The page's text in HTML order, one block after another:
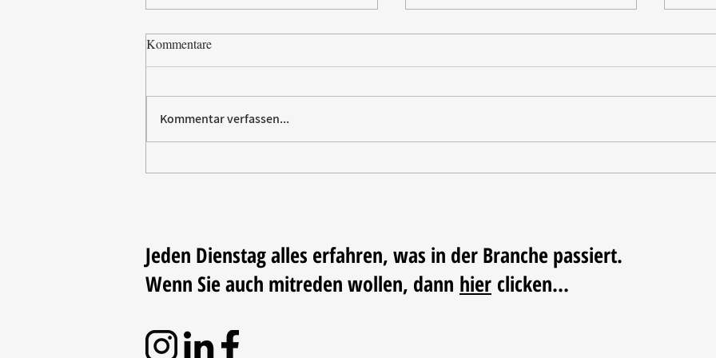
Villeroy & Boch erhält SBTi-
Paw
Kommentare
Kommentar verfassen...
Jeden Dienstag alles erfahren, was in der Branche passiert.
Wenn Sie auch mitreden wollen, dann hier clicken...